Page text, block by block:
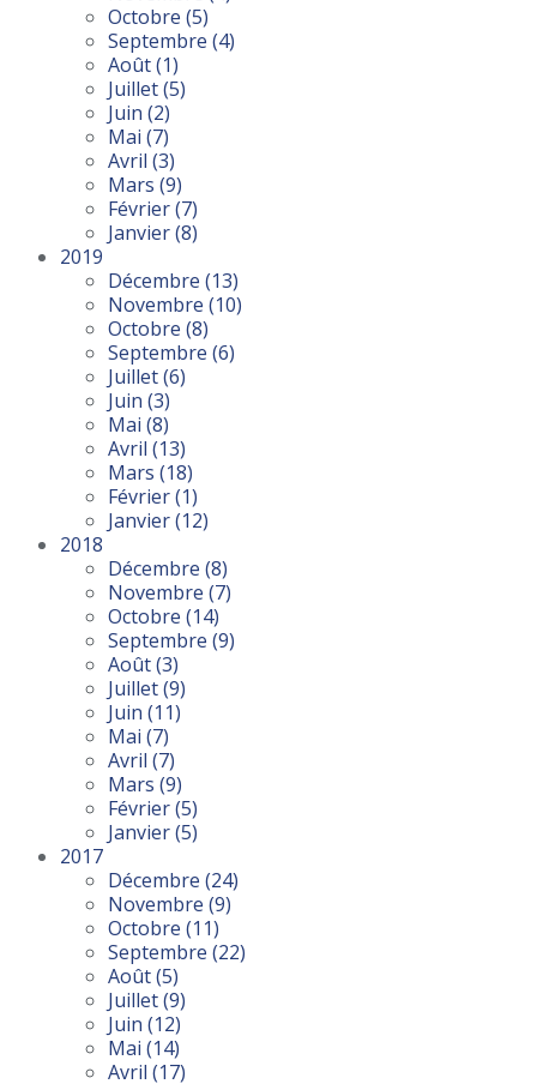
Octobre (5)
Septembre (4)
Août(1)
Juillet(5)
Juin (2)
Mai (7)
Avril (3)
Mars (9)
Février(7)
Janvier(8)
2019
Décembre (13)
Novembre (10)
Octobre (8)
Septembre (6)
Juillet(6)
Juin (3)
Mai (8)
Avril (13)
Mars (18)
Février(1)
Janvier(12)
2018
Décembre (8)
Novembre (7)
Octobre (14)
Septembre (9)
Août(3)
Juillet(9)
Juin (11)
Mai (7)
Avril (7)
Mars (9)
Février(5)
Janvier(5)
2017
Décembre (24)
Novembre (9)
Octobre (11)
Septembre (22)
Août(5)
Juillet(9)
Juin (12)
Mai (14)
Avril (17)